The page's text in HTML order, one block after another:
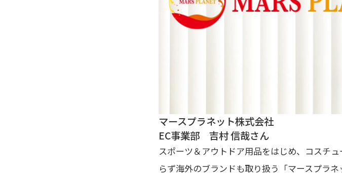
マースプラネット株式会社
EC事業部 吉村 信哉さん
スポーツ＆アウトドア用品をはじめ、コスチ
らず海外のブランドも取り扱う「マースプラ